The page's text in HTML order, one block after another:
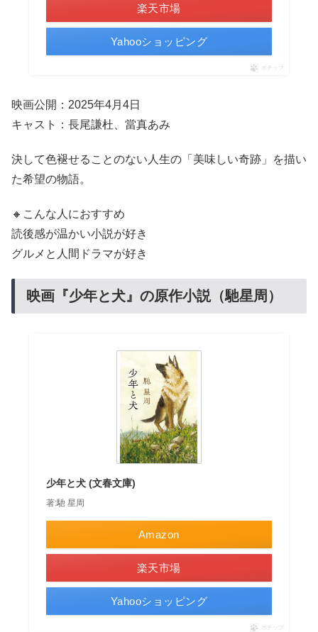
楽天市場
Yahooショッピング
ポチップ
映画公開：2025年4月4日
キャスト：長尾謙杜、當真あみ
決して色褪せることのない人生の「美味しい奇跡」を描い
た希望の物語。
🔸こんな人におすすめ
読後感が温かい小説が好き
グルメと人間ドラマが好き
映画『少年と犬』の原作小説（馳星周）
少年と犬 (文春文庫)
著:馳 星周
Amazon
楽天市場
Yahooショッピング
ポチップ